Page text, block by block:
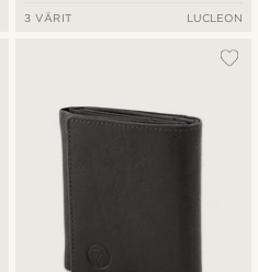
3 VÄRIT LUCLEON